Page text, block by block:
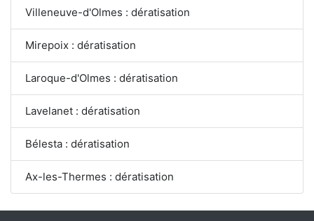
Villeneuve-d'Olmes : dératisation
Mirepoix : dératisation
Laroque-d'Olmes : dératisation
Lavelanet : dératisation
Bélesta : dératisation
Ax-les-Thermes : dératisation